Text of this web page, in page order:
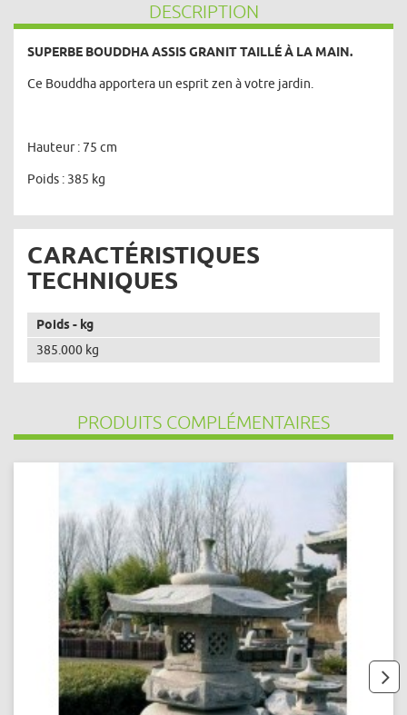
DESCRIPTION
SUPERBE BOUDDHA ASSIS GRANIT TAILLÉ À LA MAIN.
Ce Bouddha apportera un esprit zen à votre jardin.
Hauteur : 75 cm
Poids : 385 kg
CARACTÉRISTIQUES
TECHNIQUES
Poids - kg
385.000 kg
PRODUITS COMPLÉMENTAIRES